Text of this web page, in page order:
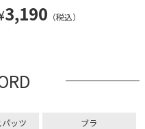
3,190 （税込）
ッツ ブラ